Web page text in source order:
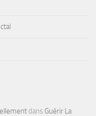
dans Guérir La